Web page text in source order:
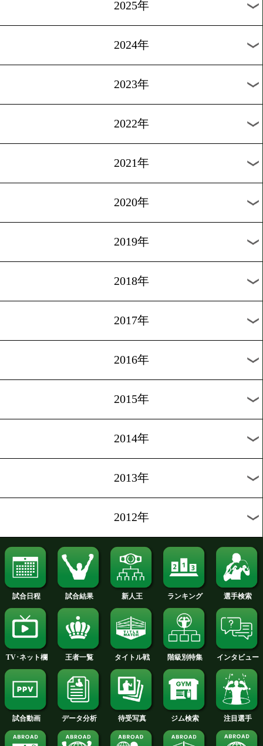
中野 幹士 レラト ド
会場:後楽園ホール
入場料:RS席 16,500円/指定S席 11,000円/指定A席
5,500円/指定C席 3,300円
WBCアジアSフライ級タイトルマッチ
クマンドーイ ペ
ッティディアカデ
ミー
vs
宝珠山
5/6
ジャカラーウッド
チャン ド
会場:タイ・チョンブリ
下町俊貴vs阿部麗也
阿部 麗也
vs
下町 俊
武居 由樹 ワン デカ
会場:東京ドーム チケット完売
月別のタイトル戦
2026年
2025年
2024年
2023年